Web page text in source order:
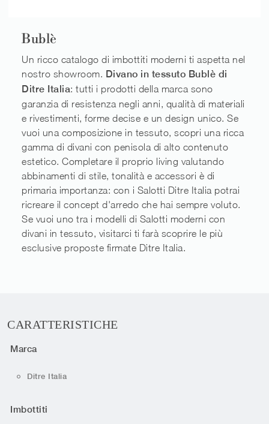
Bublè
Un ricco catalogo di imbottiti moderni ti aspetta nel
nostro showroom. Divano in tessuto Bublè di
Ditre Italia: tutti i prodotti della marca sono
garanzia di resistenza negli anni, qualità di materiali
e rivestimenti, forme decise e un design unico. Se
vuoi una composizione in tessuto, scopri una ricca
gamma di divani con penisola di alto contenuto
estetico. Completare il proprio living valutando
abbinamenti di stile, tonalità e accessori è di
primaria importanza: con i Salotti Ditre Italia potrai
ricreare il concept d'arredo che hai sempre voluto.
Se vuoi uno tra i modelli di Salotti moderni con
divani in tessuto, visitarci ti farà scoprire le più
esclusive proposte firmate Ditre Italia.
CARATTERISTICHE
Marca
Ditre Italia
Imbottiti